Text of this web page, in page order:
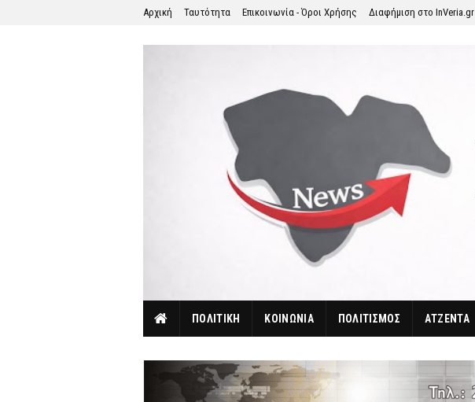
Αρχική Ταυτότητα Επικοινωνία - Όροι Χρήσης Διαφήμιση στο InVeria.gr
ΠΟΛΙΤΙΚΗ ΚΟΙΝΩΝΙΑ ΠΟΛΙΤΙΣΜΟΣ ΑΤΖΕΝΤΑ